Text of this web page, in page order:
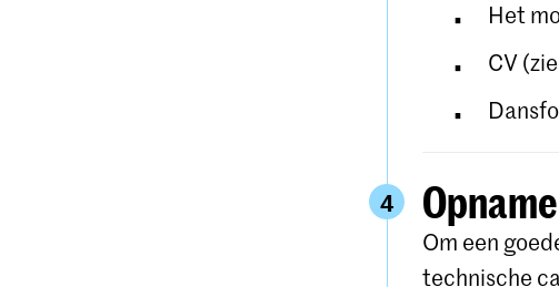
Het
CV
4
Om een
technische